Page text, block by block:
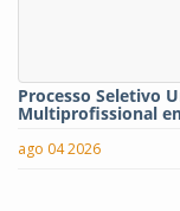
Processo Seletivo
Multiprofissional
ago 04 2026